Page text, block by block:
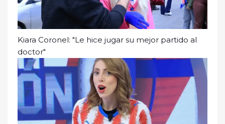
Kiara Coronel: "Le hice jugar su mejor partido al
doctor"